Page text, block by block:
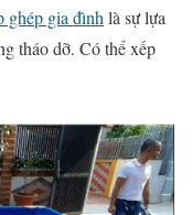
ghép gia đình là sự lựa
tháo dỡ. Có thể xếp